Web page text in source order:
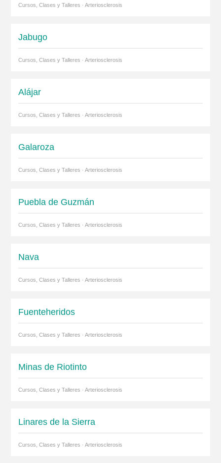
Cursos, Clases y Talleres · Arteriosclerosis
Jabugo
Cursos, Clases y Talleres · Arteriosclerosis
Alájar
Cursos, Clases y Talleres · Arteriosclerosis
Galaroza
Cursos, Clases y Talleres · Arteriosclerosis
Puebla de Guzmán
Cursos, Clases y Talleres · Arteriosclerosis
Nava
Cursos, Clases y Talleres · Arteriosclerosis
Fuenteheridos
Cursos, Clases y Talleres · Arteriosclerosis
Minas de Riotinto
Cursos, Clases y Talleres · Arteriosclerosis
Linares de la Sierra
Cursos, Clases y Talleres · Arteriosclerosis